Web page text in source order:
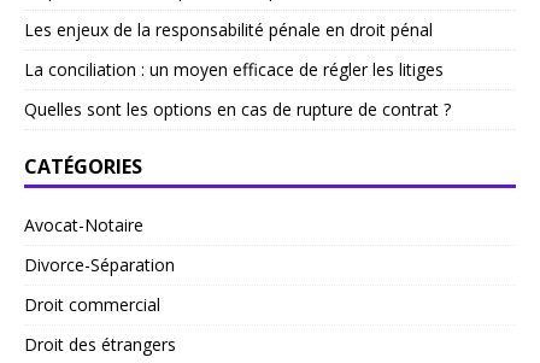
Les enjeux de la responsabilité pénale en droit pénal
La conciliation : un moyen efficace de régler les litiges
Quelles sont les options en cas de rupture de contrat ?
CATÉGORIES
Avocat-Notaire
Divorce-Séparation
Droit commercial
Droit des étrangers